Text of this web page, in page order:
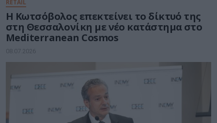
RETAIL
Η Κωτσόβολος επεκτείνει το δίκτυό της
στη Θεσσαλονίκη με νέο κατάστημα στο
Mediterranean Cosmos
08.07.2026